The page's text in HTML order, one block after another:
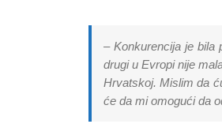
– Konkurencija je bila
drugi u Evropi nije
Hrvatskoj. Mislim da
će da mi omogući da